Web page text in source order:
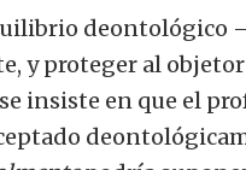
deontológico
y proteger al
insiste en que el